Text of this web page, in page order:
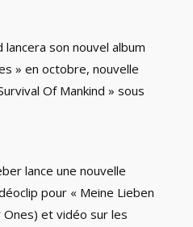
lancera son nouvel album
» en octobre, nouvelle
Of Mankind » sous
lance une nouvelle
pour « Meine Lieben
Ones) et vidéo sur les